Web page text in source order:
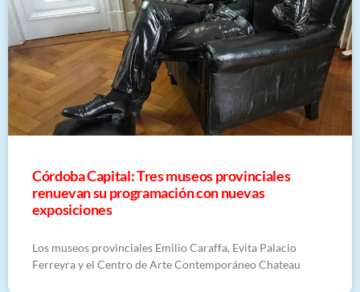
Córdoba Capital: Tres museos provinciales
renuevan su programación con nuevas
exposiciones
Los museos provinciales Emilio Caraffa, Evita Palacio
Ferreyra y el Centro de Arte Contemporáneo Chateau